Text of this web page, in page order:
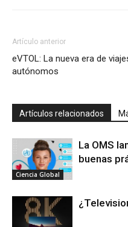
Artículo anterior
eVTOL: La nueva era de
autónomos
Artículos relacionados
Ciencia Global
La OMS
buenas